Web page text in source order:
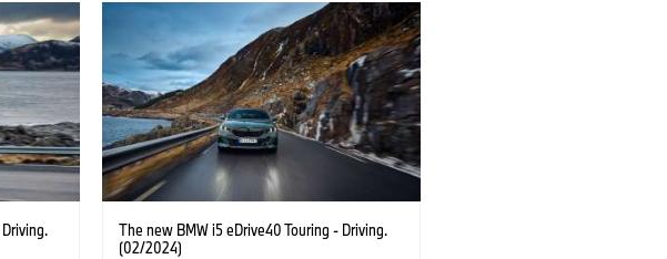
The new BMW i5 eDrive40 Touring - Driving.
(02/2024)